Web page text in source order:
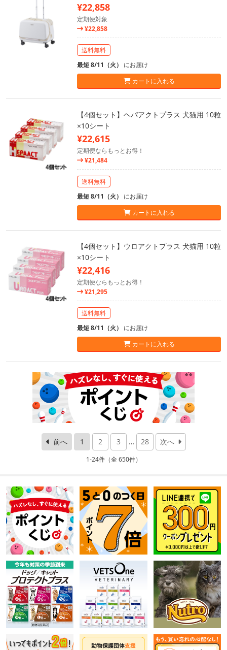
¥22,858
定期便対象
¥22,858
送料無料
最短 8/11（火） にお届け
カートに入れる
【4個セット】ヘパアクトプラス 犬猫用 10粒
×10シート
¥22,615
定期便ならもっとお得！
¥21,484
送料無料
最短 8/11（火） にお届け
カートに入れる
【4個セット】ウロアクトプラス 犬猫用 10粒
×10シート
¥22,416
定期便ならもっとお得！
¥21,295
送料無料
最短 8/11（火） にお届け
カートに入れる
前へ 1 2 3 … 28 次へ
1-24件（全 650件）